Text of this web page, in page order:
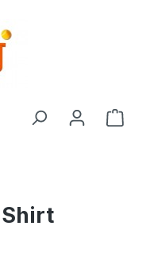
Shirt